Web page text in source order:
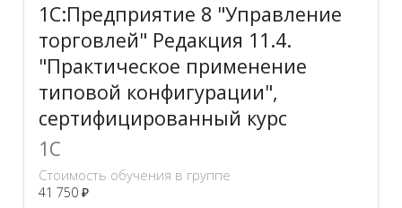
1С:Предприятие 8 "Управление
торговлей" Редакция 11.4.
"Практическое применение
типовой конфигурации",
сертифицированный курс
1C
Стоимость обучения в группе
41 750 ₽